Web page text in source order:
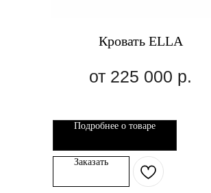
Кровать ELLA
225 000 р.
Подробнее о товаре
Заказать